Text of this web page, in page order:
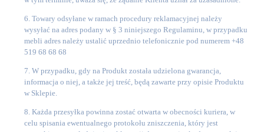
6. Towary odsyłane w ramach procedury reklamacyjnej należy
wysyłać na adres podany w § 3 niniejszego Regulaminu, w przypadku
mebli adres należy ustalić uprzednio telefonicznie pod numerem +48
519 68 68 68
7. W przypadku, gdy na Produkt została udzielona gwarancja,
informacja o niej, a także jej treść, będą zawarte przy opisie Produktu
w Sklepie.
8. Każda przesyłka powinna zostać otwarta w obecności kuriera, w
celu spisania ewentualnego protokołu zniszczenia, który jest